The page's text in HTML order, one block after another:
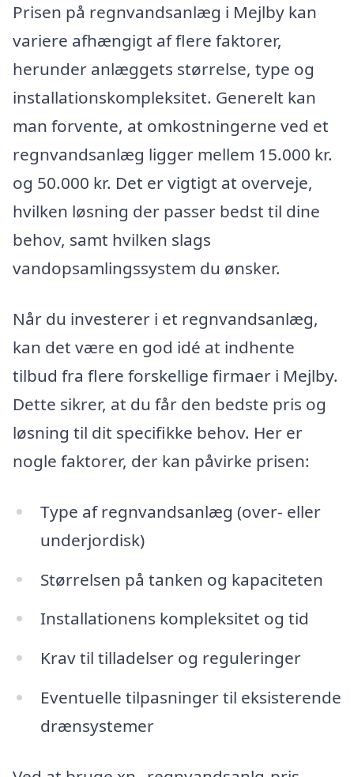
Prisen på regnvandsanlæg i Mejlby kan
variere afhængigt af flere faktorer,
herunder anlæggets størrelse, type og
installationskompleksitet. Generelt kan
man forvente, at omkostningerne ved et
regnvandsanlæg ligger mellem 15.000 kr.
og 50.000 kr. Det er vigtigt at overveje,
hvilken løsning der passer bedst til dine
behov, samt hvilken slags
vandopsamlingssystem du ønsker.
Når du investerer i et regnvandsanlæg,
kan det være en god idé at indhente
tilbud fra flere forskellige firmaer i Mejlby.
Dette sikrer, at du får den bedste pris og
løsning til dit specifikke behov. Her er
nogle faktorer, der kan påvirke prisen:
Type af regnvandsanlæg (over- eller
underjordisk)
Størrelsen på tanken og kapaciteten
Installationens kompleksitet og tid
Krav til tilladelser og reguleringer
Eventuelle tilpasninger til eksisterende
drænsystemer